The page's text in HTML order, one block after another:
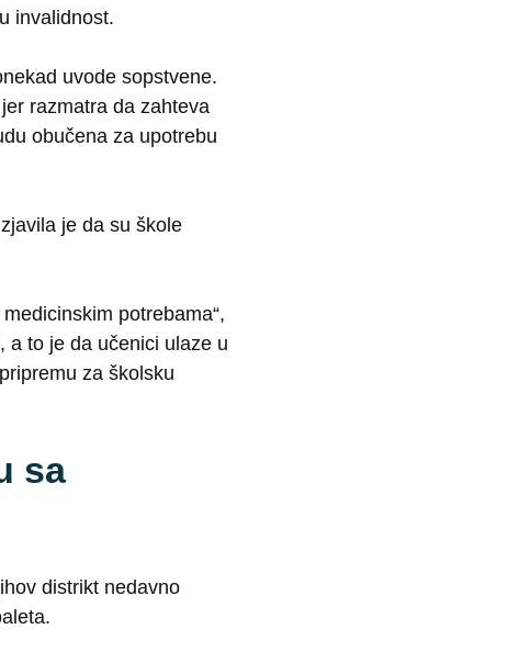
invalidnost.
uvode sopstvene.
razmatra da zahteva
obučena za upotrebu
je da su škole
potrebama“,
a to je da učenici ulaze u
za školsku
sa
distrikt nedavno